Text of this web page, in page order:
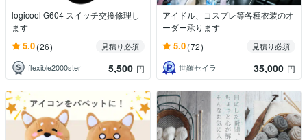
logicool G604 スイッチ交換修理し
ます
5.0(26)
見積り必須
flexible2000ster
5,500 円
アイドル、コスプレ等各種衣装のオ
ーダー承ります
5.0(72)
見積り必須
世羅セイラ
35,000 円